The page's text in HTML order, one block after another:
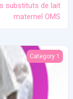
substituts de lait
maternel OMS
Pr Djamil Lebane
Category 1